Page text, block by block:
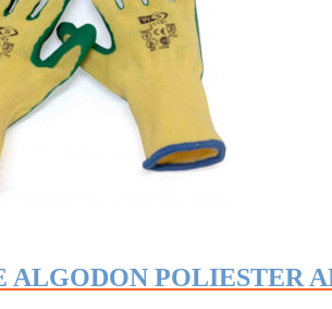
ALGODON POLIESTER